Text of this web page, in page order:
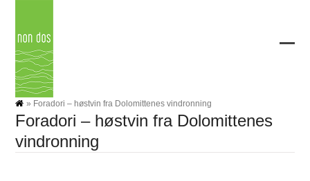
content
» Foradori – høstvin fra Dolomittenes vindronning
Foradori – høstvin fra Dolomittenes
vindronning